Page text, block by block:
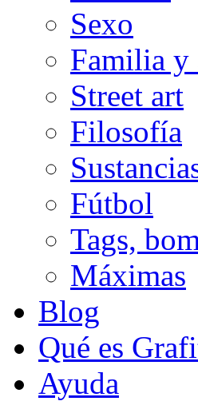
Sexo
Familia y
Street art
Filosofía
Fútbol
Tags,
Máximas
Blog
Qué es
Ayuda